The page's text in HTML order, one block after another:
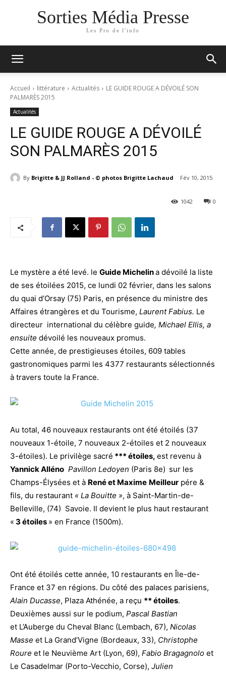
Sorties Média Presse
Les Pro de l'info
Accueil littérature Actualités
LE GUIDE ROUGE A DÉVOILÉ SON
PALMARÈS 2015
Actualités
LE GUIDE ROUGE A DÉVOILÉ
SON PALMARÈS 2015
By Brigitte & JJ Rolland - © photos Brigitte Lachaud Fév 10, 2015
0
1042
Le mystère a été levé. le Guide Michelina dévoilé la liste
de ses étoilées 2015, ce lundi 02 février, dans les salons
du quai d’Orsay (75) Paris, en présence du ministre des
Affaires étrangères et du Tourisme, Laurent Fabius. Le
directeur international du célèbre guide, Michael Ellis, a
ensuite dévoilé les nouveaux promus.
Cette année, de prestigieuses étoiles, 609 tables
gastronomiques parmi les 4377 restaurants sélectionnés
à travers toute la France.
Au total, 46 nouveaux restaurants ont été étoilés (37
nouveaux 1-étoile, 7 nouveaux 2-étoiles et 2 nouveaux
3-étoiles). Le privilège sacré *** étoiles, est revenu à
Yannick Alléno Pavillon Ledoyen (Paris 8e) sur les
Champs-Élysées et à René et Maxime Meilleur pére &
fils, du restaurant « La Bouitte », à Saint-Martin-de-
Belleville, (74) Savoie. Il devient le plus haut restaurant
« 3 étoiles » en France (1500m).
Ont été étoilés cette année, 10 restaurants en Île-de-
France et 37 en régions. Du côté des palaces parisiens,
Alain Ducasse, Plaza Athénée, a reçu ** étoiles.
Deuxièmes aussi sur le podium, Pascal Bastian
et L’Auberge du Cheval Blanc (Lembach, 67), Nicolas
Masse et La Grand’Vigne (Bordeaux, 33), Christophe
Roure et le Neuvième Art (Lyon, 69), Fabio Bragagnolo et
Le Casadelmar (Porto-Vecchio, Corse), Julien